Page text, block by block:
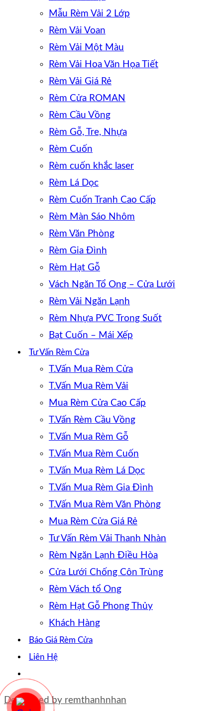
Mẫu Rèm Vải 2 Lớp
Rèm Vải Voan
Rèm Vải Một Màu
Rèm Vải Hoa Văn Họa Tiết
Rèm Vải Giá Rẻ
Rèm Cửa ROMAN
Rèm Cầu Vồng
Rèm Gỗ, Tre, Nhựa
Rèm Cuốn
Rèm cuốn khắc laser
Rèm Lá Dọc
Rèm Cuốn Tranh Cao Cấp
Rèm Màn Sáo Nhôm
Rèm Văn Phòng
Rèm Gia Đình
Rèm Hạt Gỗ
Vách Ngăn Tổ Ong – Cửa Lưới
Rèm Vải Ngăn Lạnh
Rèm Nhựa PVC Trong Suốt
Bạt Cuốn – Mái Xếp
Tư Vấn Rèm Cửa
T.Vấn Mua Rèm Cửa
T.Vấn Mua Rèm Vải
Mua Rèm Cửa Cao Cấp
T.Vấn Rèm Cầu Vồng
T.Vấn Mua Rèm Gỗ
T.Vấn Mua Rèm Cuốn
T.Vấn Mua Rèm Lá Dọc
T.Vấn Mua Rèm Gia Đình
T.Vấn Mua Rèm Văn Phòng
Mua Rèm Cửa Giá Rẻ
Tư Vấn Rèm Vải Thanh Nhàn
Rèm Ngăn Lạnh Điều Hòa
Cửa Lưới Chống Côn Trùng
Rèm Vách tổ Ong
Rèm Hạt Gỗ Phong Thủy
Khách Hàng
Báo Giá Rèm Cửa
Liên Hệ
Developed by remthanhnhan